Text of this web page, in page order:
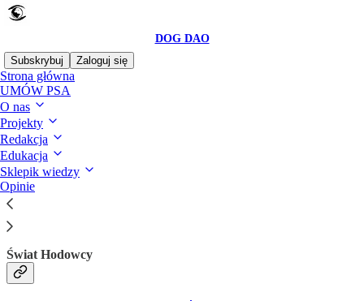
DOG DAO
Subskrybuj
Zaloguj się
Strona główna
UMÓW PSA
O nas
Projekty
Redakcja
Edukacja
Sklepik wiedzy
Opinie
W PRASIE
Świat Hodowcy